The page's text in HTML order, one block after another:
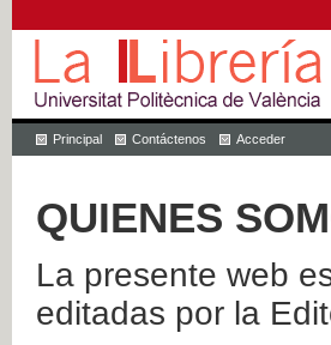
Principal Contáctenos Acceder
QUIENES
La presente web
editadas por la